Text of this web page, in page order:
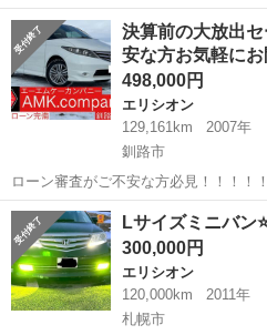
名： ホンダ ■ 車種名： エリシオ
名： Ｓ ＨＤＤナビスペシャルパッ
煙車・黒本革...
北海道 札幌市 エリシオン
決算前の大放出
安な方お気軽に
498,000円
エリシオン
129,161km
2007年
釧路市
ローン審査がご不安な方必見！！！！！！ 自社ローン取扱店！！
んな方でもローン審査可能！！ ★過去にローンを滞納してしまった
方！！ ★勤続年数が短い方、転職を
ト、アルバイトなど...
北海道 釧路市 エリシオン
Lサイズミニバン
300,000円
エリシオン
120,000km
2011年
札幌市